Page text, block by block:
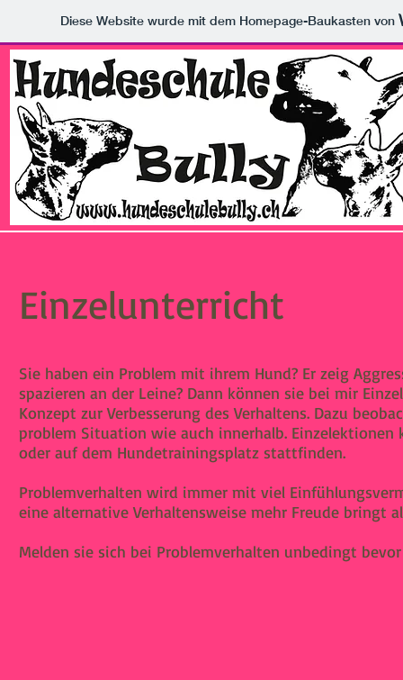
Diese Website wurde mit dem Homepage-Baukasten von
Sie haben ein Problem mit ihrem Hund? Er zeig
spazieren an der Leine? Dann können sie bei mir
Konzept zur Verbesserung des Verhaltens. Dazu
problem Situation wie auch innerhalb. Einzelektionen
oder auf dem Hundetrainingsplatz stattfinden.
Problemverhalten wird immer mit viel
eine alternative Verhaltensweise mehr Freude bringt
Melden sie sich bei Problemverhalten unbedingt
Einzelunterricht